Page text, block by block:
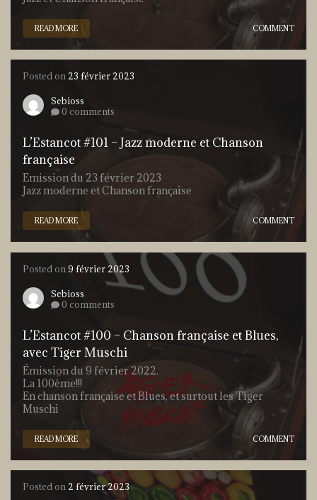
READ MORE COMMENT
Posted on 23 février 2023
Sebioss
0 comments
L’Estancot #101 – Jazz moderne et Chanson
française
Emission du 23 février 2023
Jazz moderne et Chanson française
READ MORE COMMENT
Posted on9 février 2023
Sebioss
0 comments
L’Estancot #100 – Chanson française et Blues,
avec Tiger Muschi
Émission du 9 février 2022.
La 100ème!!!
En chanson française et Blues, et surtout les Tiger
Muschi
READ MORE COMMENT
Posted on 2 février 2023